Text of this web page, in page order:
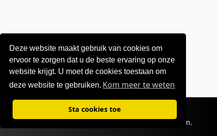
Deze website maakt gebruik van cookies om
ervoor te zorgen dat u de beste ervaring op onze
website krijgt. U moet de cookies toestaan ​​om
deze website te gebruiken. Kom meer te weten
Sta cookies toe
Gebruiksvoorwaarden |Privacybeleid
©1995-2026 OKI Europe Ltd. Alle rechten voorbehouden.